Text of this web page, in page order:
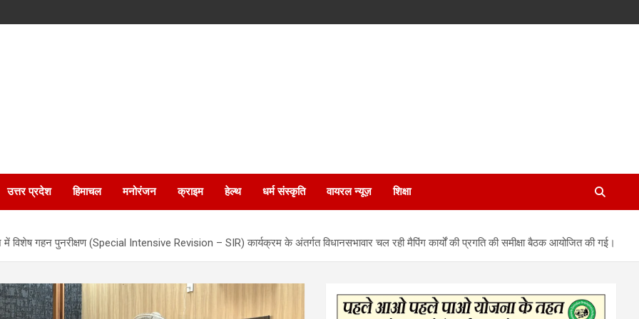
उत्तर प्रदेश हिमाचल मनोरंजन क्राइम हेल्थ धर्म संस्कृति वायरल न्यूज़ शिक्षा
में विशेष गहन पुनरीक्षण (Special Intensive Revision – SIR) कार्यक्रम के अंतर्गत विधानसभावार चल रही मैपिंग कार्यों की प्रगति की समीक्षा बैठक आयोजित की गई।